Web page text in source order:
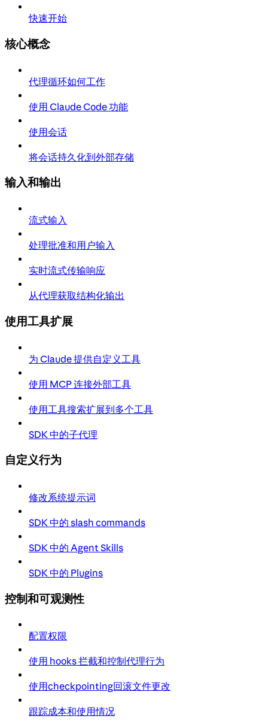
快速开始
核心概念
代理循环如何工作
使用 Claude Code 功能
使用会话
将会话持久化到外部存储
输入和输出
流式输入
处理批准和用户输入
实时流式传输响应
从代理获取结构化输出
使用工具扩展
为 Claude 提供自定义工具
使用 MCP 连接外部工具
使用工具搜索扩展到多个工具
SDK 中的子代理
自定义行为
修改系统提示词
SDK 中的 slash commands
SDK 中的 Agent Skills
SDK 中的 Plugins
控制和可观测性
配置权限
使用 hooks 拦截和控制代理行为
使用checkpointing回滚文件更改
跟踪成本和使用情况